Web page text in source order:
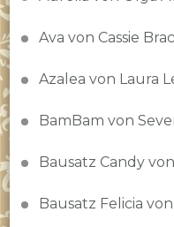
Ava von Cassie
Azalea von Laura
BamBam von
Bausatz Candy
Bausatz Felicia